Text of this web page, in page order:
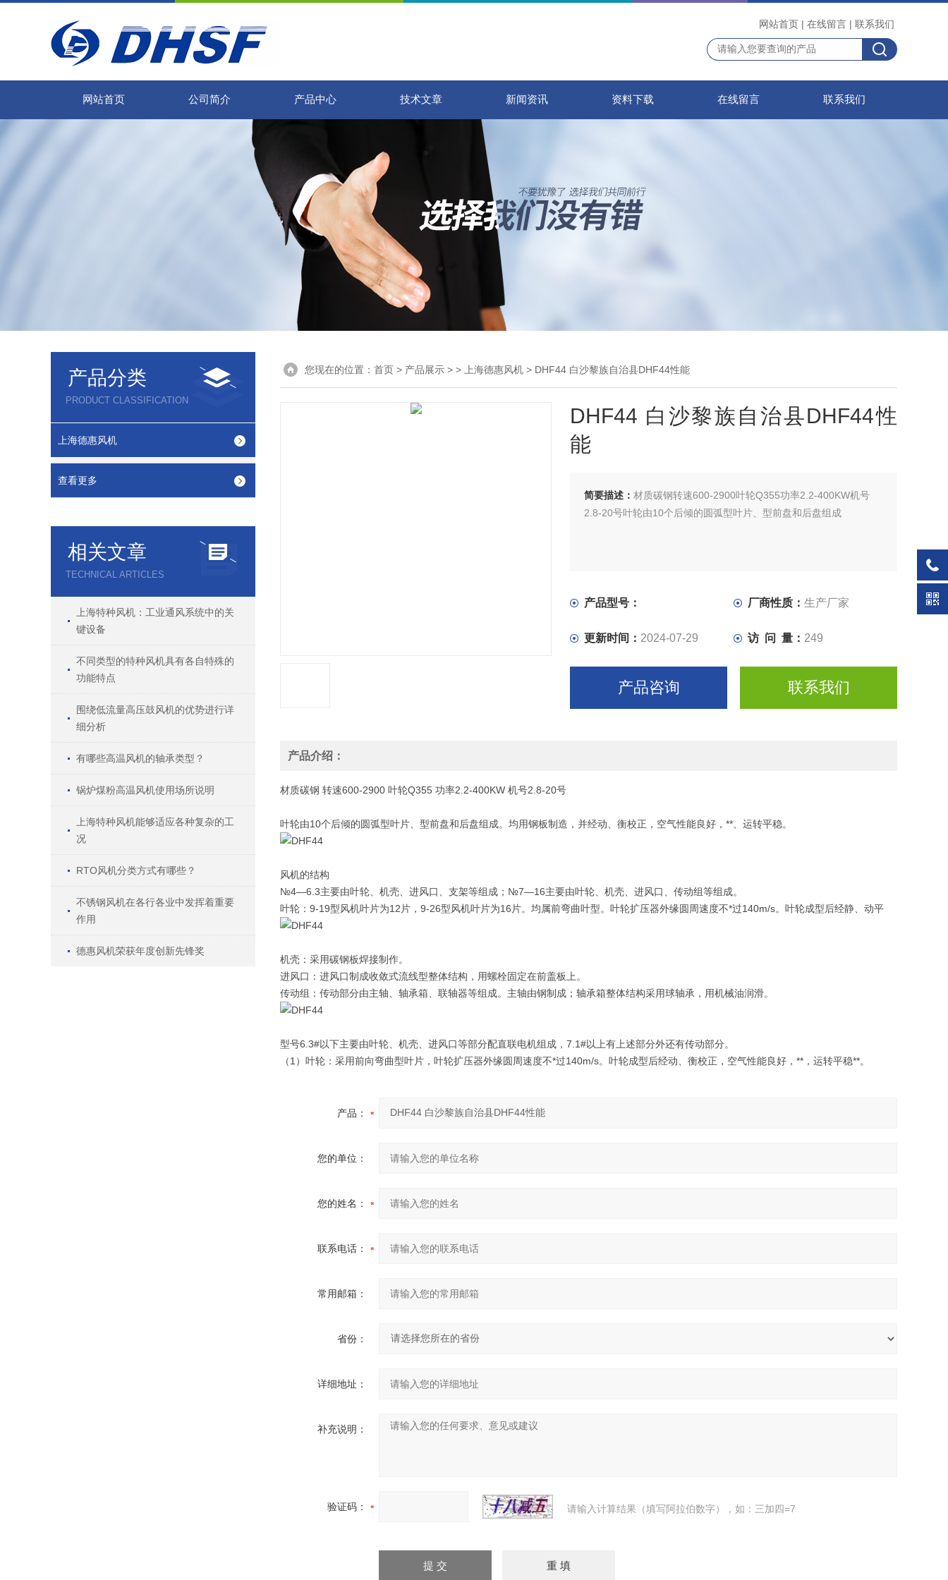
网站首页 | 在线留言 | 联系我们
网站首页 公司简介 产品中心 技术文章 新闻资讯 资料下载 在线留言 联系我们
产品分类
PRODUCT CLASSIFICATION
上海德惠风机
查看更多
相关文章
TECHNICAL ARTICLES
上海特种风机：工业通风系统中的关
键设备
不同类型的特种风机具有各自特殊的
功能特点
围绕低流量高压鼓风机的优势进行详
细分析
有哪些高温风机的轴承类型？
锅炉煤粉高温风机使用场所说明
上海特种风机能够适应各种复杂的工
况
RTO风机分类方式有哪些？
不锈钢风机在各行各业中发挥着重要
作用
德惠风机荣获年度创新先锋奖
您现在的位置： 首页 > 产品展示 > > 上海德惠风机 > DHF44 白沙黎族自治县DHF44性能
DHF44 白沙黎族自治县DHF44性
能
简要描述：材质碳钢转速600-2900叶轮Q355功率2.2-400KW机号
2.8-20号叶轮由10个后倾的圆弧型叶片、型前盘和后盘组成
产品型号： 厂商性质：生产厂家
更新时间： 2024-07-29 访 问 量： 249
产品咨询 联系我们
产品介绍：
材质碳钢 转速600-2900 叶轮Q355 功率2.2-400KW 机号2.8-20号
叶轮由10个后倾的圆弧型叶片、型前盘和后盘组成。均用钢板制造，并经动、衡校正，空气性能良好，**、运转平稳。
风机的结构
№4—6.3主要由叶轮、机壳、进风口、支架等组成；№7—16主要由叶轮、机壳、进风口、传动组等组成。
叶轮：9-19型风机叶片为12片，9-26型风机叶片为16片。均属前弯曲叶型。叶轮扩压器外缘圆周速度不*过140m/s。叶轮成型后经静、动平
机壳：采用碳钢板焊接制作。
进风口：进风口制成收敛式流线型整体结构，用螺栓固定在前盖板上。
传动组：传动部分由主轴、轴承箱、联轴器等组成。主轴由钢制成；轴承箱整体结构采用球轴承，用机械油润滑。
型号6.3#以下主要由叶轮、机壳、进风口等部分配直联电机组成，7.1#以上有上述部分外还有传动部分。
（1）叶轮：采用前向弯曲型叶片，叶轮扩压器外缘圆周速度不*过140m/s。叶轮成型后经动、衡校正，空气性能良好，**，运转平稳**。
产品：
您的单位：
您的姓名：
联系电话：
常用邮箱：
省份：
详细地址：
补充说明：
验证码： 请输入计算结果（填写阿拉伯数字），如：三加四=7